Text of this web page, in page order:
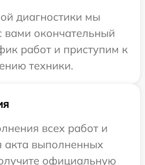
диагностики мы
вами окончательный
работ и приступим к
техники.
всех работ и
акта выполненных
официальную